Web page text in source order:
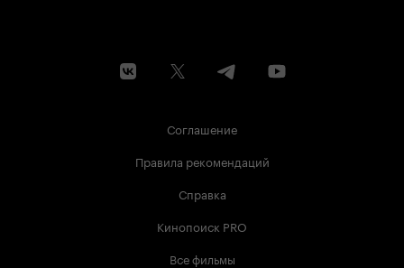
Соглашение
Правила рекомендаций
Справка
Кинопоиск PRO
Все фильмы